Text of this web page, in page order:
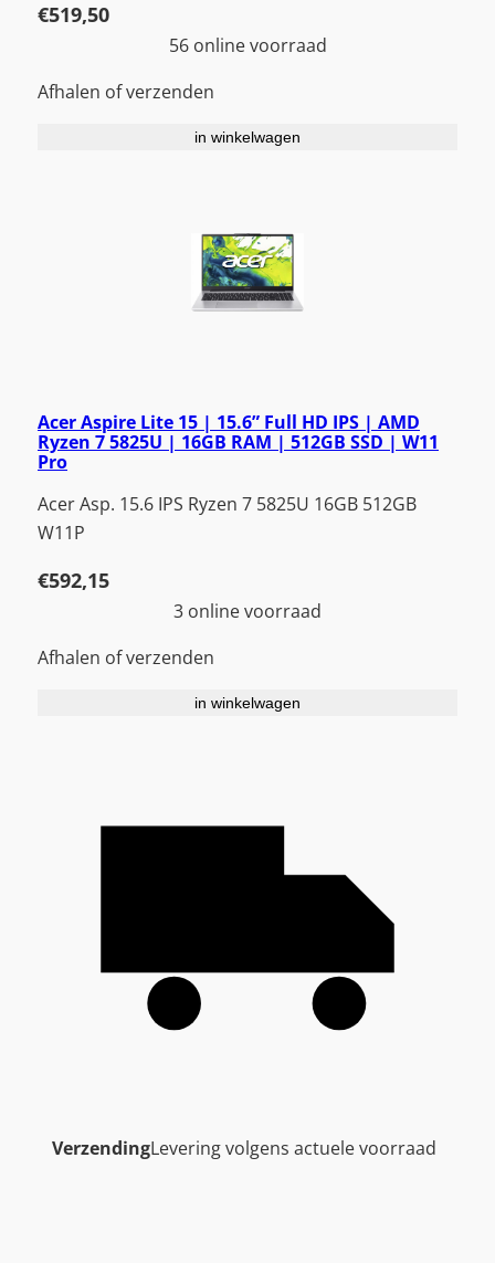
€519,50
56 online voorraad
Afhalen of verzenden
in winkelwagen
Acer Aspire Lite 15 | 15.6” Full HD IPS | AMD
Ryzen 7 5825U | 16GB RAM | 512GB SSD | W11
Pro
Acer Asp. 15.6 IPS Ryzen 7 5825U 16GB 512GB
W11P
€592,15
3 online voorraad
Afhalen of verzenden
in winkelwagen
VerzendingLevering volgens actuele voorraad